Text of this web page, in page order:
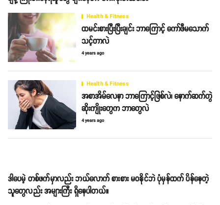
Health & Fitness
ထမင်းစားပြီးပြီးချင်း ဘာကြောင့် ကော်ဖီမသောက်
သင့်တာလဲ
4 years ago
Health & Fitness
အစာအိမ်လေနာ ဘာ‌ကြောင့်ဖြစ်လဲ၊ နောက်ဆက်တွဲ
ဆိုးကျိုးတွေက ဘာတွေလဲ
4 years ago
ဒါပေမဲ့ တစ်ဖက်မှာလည်း ဘယ်လောက် စားစား မဝနိုင်ဘဲ ပုံမှန်ထက် ပိန်နေတဲ့
သူတွေလည်း အများကြီး ရှိနေပါတယ်။